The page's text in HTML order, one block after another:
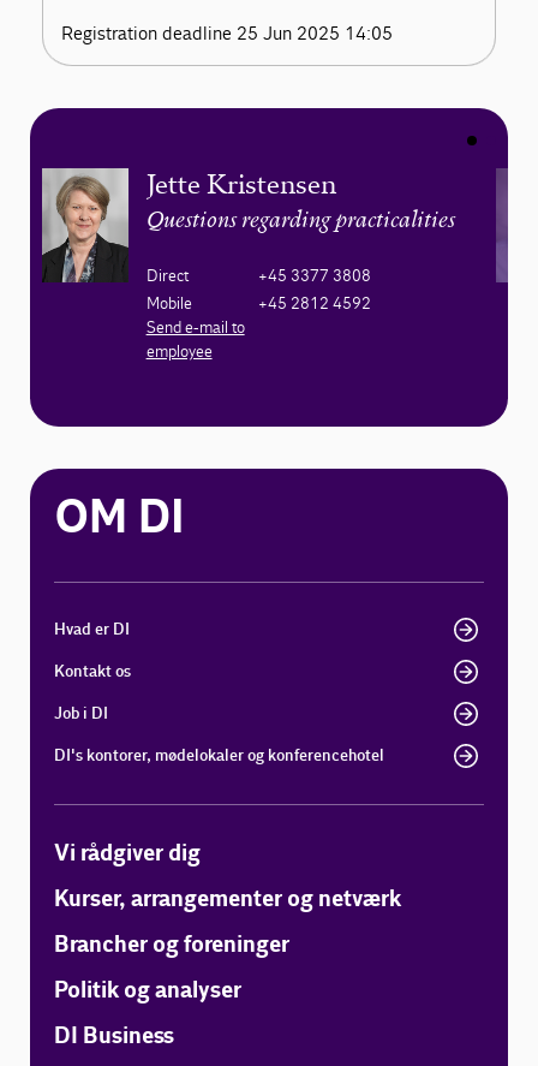
Registration deadline 25 Jun 2025 14:05
Jette Kristensen
Questions regarding practicalities
Direct
+45 3377 3808
Mobile
+45 2812 4592
Send e-mail to
employee
OM DI
Hvad er DI
Kontakt os
Job i DI
DI's kontorer, mødelokaler og konferencehotel
Vi rådgiver dig
Kurser, arrangementer og netværk
Brancher og foreninger
Politik og analyser
DI Business